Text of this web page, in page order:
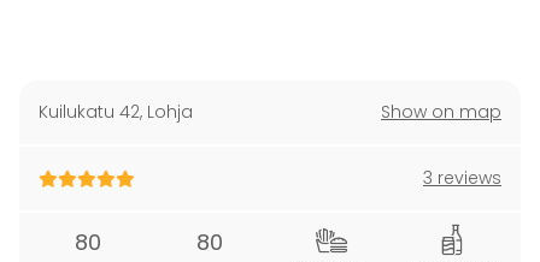
Kuilukatu 42, Lohja Show on map
3 reviews
80 80